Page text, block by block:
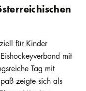
für Kinder
mit
Tag mit
zeigte sich als